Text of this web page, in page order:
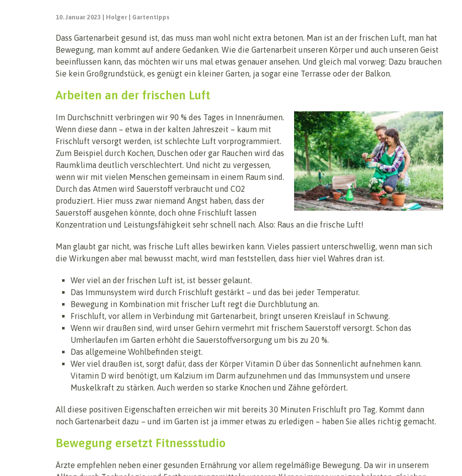
10. Januar 2023 Holger Gartentipps
Dass Gartenarbeit gesund ist, das muss man wohl nicht extra betonen. Man ist an der frischen Luft, man hat
Bewegung, man kommt auf andere Gedanken. Wie die Gartenarbeit unseren Körper und auch unseren Geist
beeinflussen kann, das möchten wir uns mal etwas genauer ansehen. Und gleich mal vorweg: Dazu brauchen
Sie kein Großgrundstück, es genügt ein kleiner Garten, ja sogar eine Terrasse oder der Balkon.
Arbeiten an der frischen Luft
Im Durchschnitt verbringen wir 90 % des Tages in Innenräumen.
Wenn diese dann – etwa in der kalten Jahreszeit – kaum mit
Frischluft versorgt werden, ist schlechte Luft vorprogrammiert.
Zum Beispiel durch Kochen, Duschen oder gar Rauchen wird das
Raumklima deutlich verschlechtert. Und nicht zu vergessen,
wenn wir mit vielen Menschen gemeinsam in einem Raum sind.
Durch das Atmen wird Sauerstoff verbraucht und CO2
produziert. Hier muss zwar niemand Angst haben, dass der
Sauerstoff ausgehen könnte, doch ohne Frischluft lassen
Konzentration und Leistungsfähigkeit sehr schnell nach. Also: Raus an die frische Luft!
Man glaubt gar nicht, was frische Luft alles bewirken kann. Vieles passiert unterschwellig, wenn man sich
die Wirkungen aber mal bewusst macht, wird man feststellen, dass hier viel Wahres dran ist.
Wer viel an der frischen Luft ist, ist besser gelaunt.
Das Immunsystem wird durch Frischluft gestärkt – und das bei jeder Temperatur.
Bewegung in Kombination mit frischer Luft regt die Durchblutung an.
Frischluft, vor allem in Verbindung mit Gartenarbeit, bringt unseren Kreislauf in Schwung.
Wenn wir draußen sind, wird unser Gehirn vermehrt mit frischem Sauerstoff versorgt. Schon das
Umherlaufen im Garten erhöht die Sauerstoffversorgung um bis zu 20 %.
Das allgemeine Wohlbefinden steigt.
Wer viel draußen ist, sorgt dafür, dass der Körper Vitamin D über das Sonnenlicht aufnehmen kann.
Vitamin D wird benötigt, um Kalzium im Darm aufzunehmen und das Immunsystem und unsere
Muskelkraft zu stärken. Auch werden so starke Knochen und Zähne gefördert.
All diese positiven Eigenschaften erreichen wir mit bereits 30 Minuten Frischluft pro Tag. Kommt dann
noch Gartenarbeit dazu – und im Garten ist ja immer etwas zu erledigen – haben Sie alles richtig gemacht.
Bewegung ersetzt Fitnessstudio
Ärzte empfehlen neben einer gesunden Ernährung vor allem regelmäßige Bewegung. Da wir in unserem